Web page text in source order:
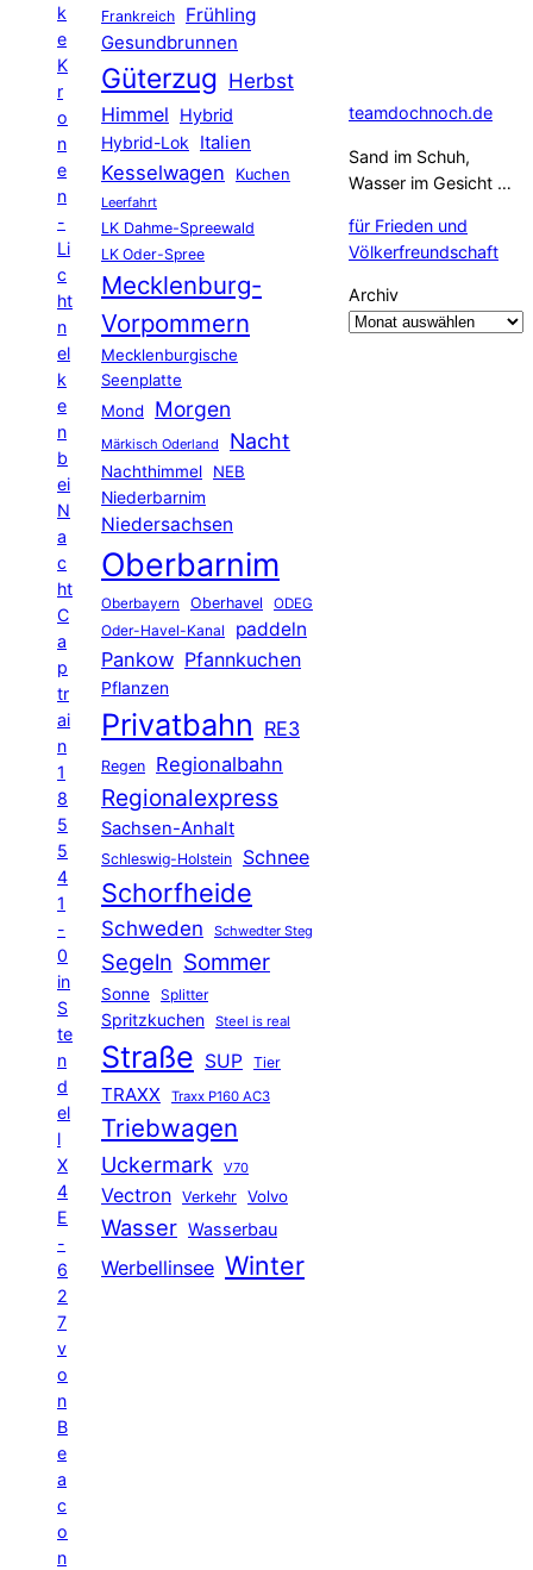
k
e
K
r
o
n
e
n
-
Li
c
ht
n
el
k
e
n
b
ei
N
a
c
ht
C
a
p
tr
ai
n
1
8
5
5
4
1
-
0
in
S
te
n
d
el
l
X
4
E
-
6
2
7
v
o
n
B
e
a
c
o
n
Frankreich Frühling
Gesundbrunnen
Güterzug Herbst
Himmel
Hybrid
Hybrid-Lok Italien
Kesselwagen Kuchen
Leerfahrt
LK Dahme-Spreewald
LK Oder-Spree
Mecklenburg-
Vorpommern
Mecklenburgische
Seenplatte
Mond
Morgen
Märkisch Oderland Nacht
Nachthimmel
NEB
Niederbarnim
Niedersachsen
Oberbarnim
Oberbayern Oberhavel ODEG
Oder-Havel-Kanal paddeln
Pankow Pfannkuchen
Pflanzen
Privatbahn RE3
Regen Regionalbahn
Regionalexpress
Sachsen-Anhalt
Schleswig-Holstein Schnee
Schorfheide
Schweden Schwedter Steg
Segeln Sommer
Sonne Splitter
Spritzkuchen Steel is real
Straße SUP Tier
TRAXX Traxx P160 AC3
Triebwagen
Uckermark V70
Vectron Verkehr Volvo
Wasser Wasserbau
Werbellinsee Winter
teamdochnoch.de
Sand im Schuh,
Wasser im Gesicht …
für Frieden und
Völkerfreundschaft
Archiv